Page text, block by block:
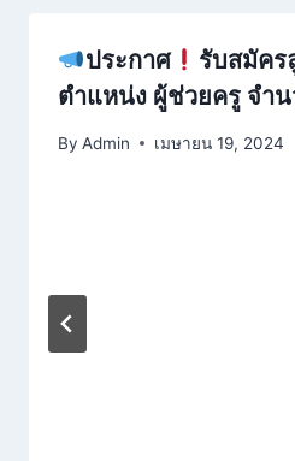
ประกาศ
รับสมัคร
ตำแหน่ง ผู้ช่วยครู จำ
By Admin เมษายน 19, 2024